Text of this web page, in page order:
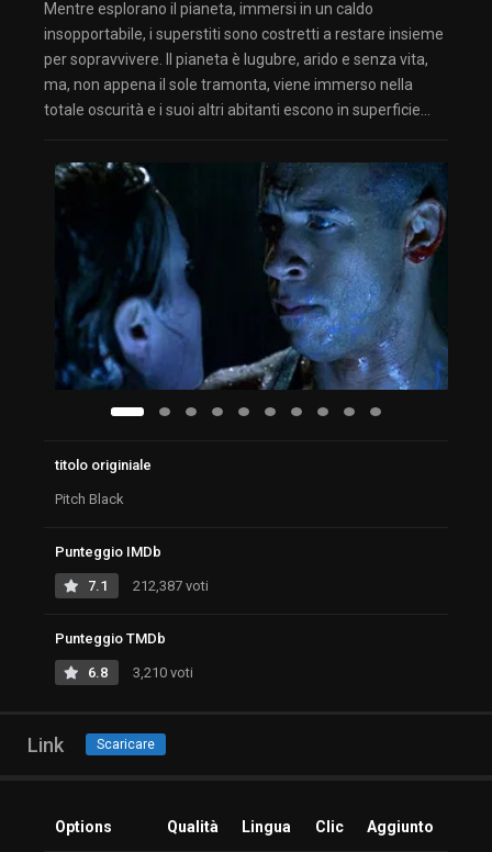
Mentre esplorano il pianeta, immersi in un caldo
insopportabile, i superstiti sono costretti a restare insieme
per sopravvivere. Il pianeta è lugubre, arido e senza vita,
ma, non appena il sole tramonta, viene immerso nella
totale oscurità e i suoi altri abitanti escono in superficie…
titolo originiale
Pitch Black
Punteggio IMDb
7.1 212,387 voti
Punteggio TMDb
6.8 3,210 voti
Link Scaricare
Options Qualità Lingua Clic Aggiunto